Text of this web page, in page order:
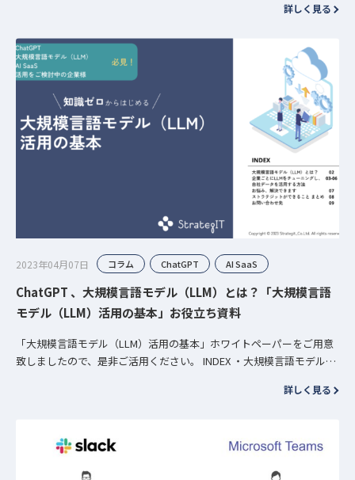
詳しく見る
2023年04月07日 コラム ChatGPT AI SaaS
ChatGPT 、大規模言語モデル（LLM）とは？「大規模言語
モデル（LLM）活用の基本」お役立ち資料
「大規模言語モデル（LLM）活用の基本」ホワイトペーパーをご用意
致しましたので、是非ご活用ください。 INDEX ・大規模言語モデル
詳しく見る